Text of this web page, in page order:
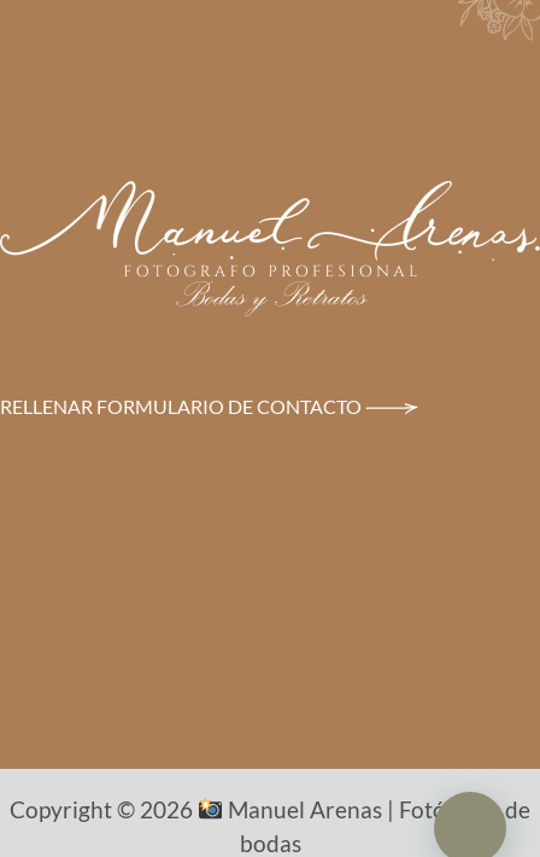
RELLENAR FORMULARIO DE CONTACTO
Copyright © 2026
Manuel Arenas | Fotógrafo de
bodas